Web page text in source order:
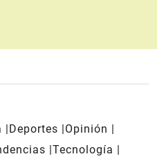
Deportes
Opinión
Tecnología